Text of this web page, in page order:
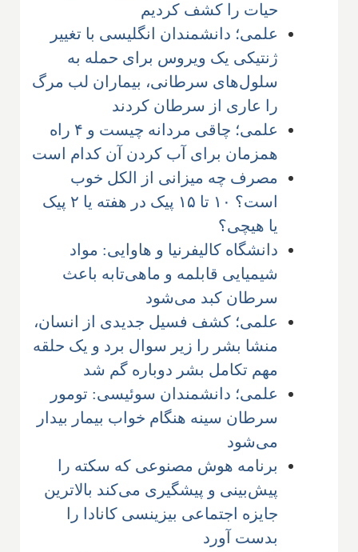
حیات را کشف کردیم
علمی؛ دانشمندان انگلیسی با تغییر
ژنتیکی یک ویروس برای حمله به
سلول‌های سرطانی، بیماران لب مرگ
را عاری از سرطان کردند
علمی؛ چاقی مردانه چیست و ۴ راه
همزمان برای آب کردن آن کدام است
مصرف چه میزانی از الکل خوب
است؟ ۱۰ تا ۱۵ پیک در هفته یا ۲ پیک
یا هیچی؟
دانشگاه کالیفرنیا و هاوایی: مواد
شیمیایی قابلمه و ماهی‌تابه باعث
سرطان کبد می‌شود
علمی؛ کشف فسیل جدیدی از انسان،
‌منشا بشر را زیر سوال برد و یک حلقه
مهم تکامل بشر دوباره گم شد
علمی؛ دانشمندان سوئیسی: تومور
سرطان سینه هنگام خواب بیمار بیدار
می‌شود
برنامه هوش مصنوعی که سکته را
پیش‌بینی و پیشگیری می‌کند بالاترین
جایزه اجتماعی بیزینسی کانادا را
بدست آورد